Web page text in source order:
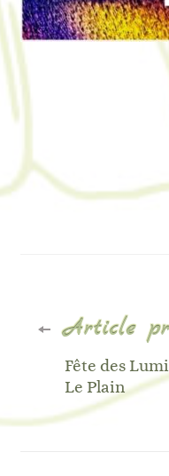
Navigation
d'article
Article
Fête des
Le Plain